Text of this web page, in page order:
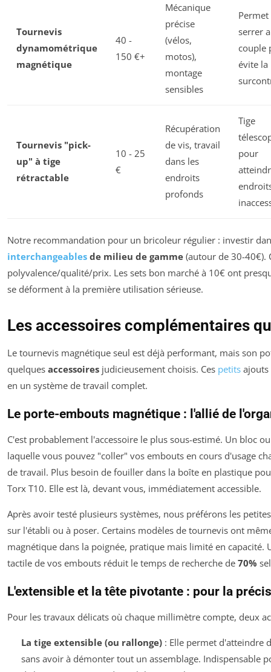
Tournevis
dynamométrique
magnétique
40 -
150 €+
Mécanique
précise
(vélos,
motos),
montage
sensibles
Permet
serrer
couple
évite la
Tournevis "pick-
up" à tige
rétractable
10 - 25
€
Récupération
de vis, travail
dans les
endroits
profonds
Tige
pour
Notre recommandation pour un bricoleur régulier : investir
interchangeables de milieu de gamme (autour de 30-40€).
polyvalence/qualité/prix. Les sets bon marché à 10€ ont
se déforment à la première utilisation sérieuse.
Les accessoires complémentaires
Le tournevis magnétique seul est déjà performant, mais son
quelques accessoires judicieusement choisis. Ces petits
en un système de travail complet.
Le porte-embouts magnétique : l'allié de
C'est probablement l'accessoire le plus sous-estimé. Un bloc
laquelle vous pouvez "coller" vos embouts en cours d'usage
de travail. Plus besoin de fouiller dans la boîte en plastique
Torx T10. Elle est là, devant vous, immédiatement accessible.
Après avoir testé plusieurs systèmes, nous préférons les
sur l'établi ou à poser. Certains modèles de tournevis ont
magnétique dans la poignée, pratique mais limité en capacité.
tactile de vos embouts réduit le temps de recherche de 70%
L'extensible et la tête pivotante : pour la
Pour les travaux délicats où chaque millimètre compte, deux
La tige extensible (ou rallonge): Elle permet d'atteindre
sans avoir à démonter tout un assemblage. Indispensable